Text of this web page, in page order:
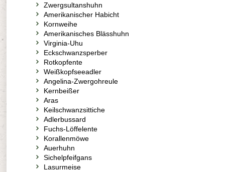
Zwergsultanshuhn
Amerikanischer Habicht
Kornweihe
Amerikanisches Blässhuhn
Virginia-Uhu
Eckschwanzsperber
Rotkopfente
Weißkopfseeadler
Angelina-Zwergohreule
Kernbeißer
Aras
Keilschwanzsittiche
Adlerbussard
Fuchs-Löffelente
Korallenmöwe
Auerhuhn
Sichelpfeifgans
Lasurmeise